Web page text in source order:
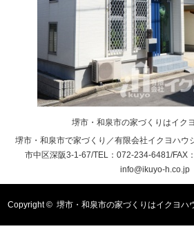
堺市・和泉市の家づくりはイク
堺市・和泉市で家づくり／有限会社イクヨハウ
市中区深阪3-1-67/TEL：072-234-6481/FAX
info@ikuyo-h.co.jp
Copyright © 堺市・和泉市の家づくりはイクヨハ